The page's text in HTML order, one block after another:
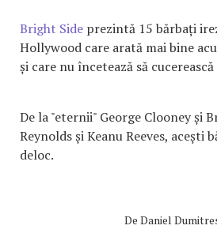
Bright Side prezintă 15 bărbați
Hollywood care arată mai bine
și care nu încetează să
De la "eternii" George Clooney și
Reynolds și Keanu Reeves, acești
deloc.
De Daniel